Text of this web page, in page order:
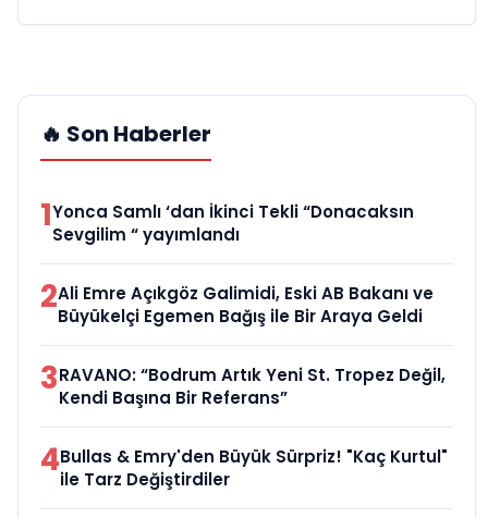
🔥 Son Haberler
1Yonca Samlı ‘dan İkinci Tekli “Donacaksın
Sevgilim “ yayımlandı
2Ali Emre Açıkgöz Galimidi, Eski AB Bakanı ve
Büyükelçi Egemen Bağış ile Bir Araya Geldi
3RAVANO: “Bodrum Artık Yeni St. Tropez Değil,
Kendi Başına Bir Referans”
4Bullas & Emry'den Büyük Sürpriz! "Kaç Kurtul"
ile Tarz Değiştirdiler